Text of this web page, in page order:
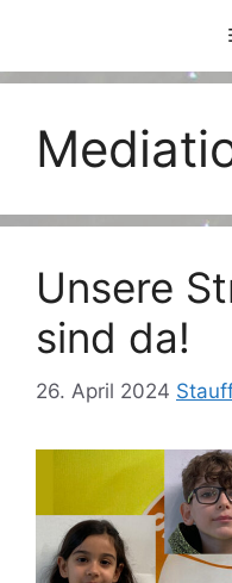
springen
Unsere
sind da!
26. April 2024